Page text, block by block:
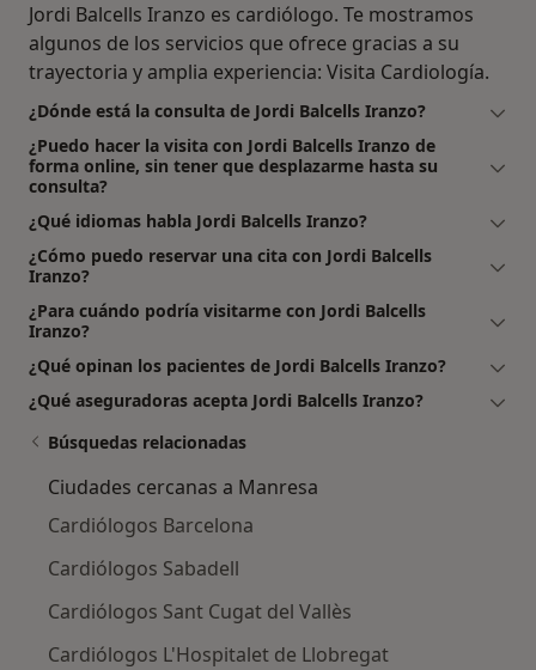
Jordi Balcells Iranzo es cardiólogo. Te mostramos
algunos de los servicios que ofrece gracias a su
trayectoria y amplia experiencia: Visita Cardiología.
¿Dónde está la consulta de Jordi Balcells Iranzo?
¿Puedo hacer la visita con Jordi Balcells Iranzo de
forma online, sin tener que desplazarme hasta su
consulta?
¿Qué idiomas habla Jordi Balcells Iranzo?
¿Cómo puedo reservar una cita con Jordi Balcells
Iranzo?
¿Para cuándo podría visitarme con Jordi Balcells
Iranzo?
¿Qué opinan los pacientes de Jordi Balcells Iranzo?
¿Qué aseguradoras acepta Jordi Balcells Iranzo?
Búsquedas relacionadas
Ciudades cercanas a Manresa
Cardiólogos Barcelona
Cardiólogos Sabadell
Cardiólogos Sant Cugat del Vallès
Cardiólogos L'Hospitalet de Llobregat